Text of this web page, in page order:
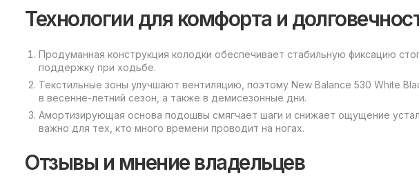
Технологии для комфорта и
Продуманная конструкция колодки обеспечивает стабильную фиксацию
поддержку при ходьбе.
Текстильные зоны улучшают вентиляцию, поэтому New Balance 530 White
в весенне-летний сезон, а также в демисезонные дни.
Амортизирующая основа подошвы смягчает шаги и снижает ощущение
важно для тех, кто много времени проводит на ногах.
Отзывы и мнение владельцев